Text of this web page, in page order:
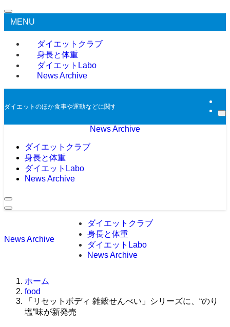
MENU
ダイエットクラブ
身長と体重
ダイエットLabo
News Archive
ダイエットのほか食事や運動などに関する過去のニュースをアーカイブとして
News Archive
ダイエットクラブ
身長と体重
ダイエットLabo
News Archive
News Archive
ダイエットクラブ
身長と体重
ダイエットLabo
News Archive
ホーム
food
「リセットボディ 雑穀せんべい」シリーズに、“のり
塩”味が新発売